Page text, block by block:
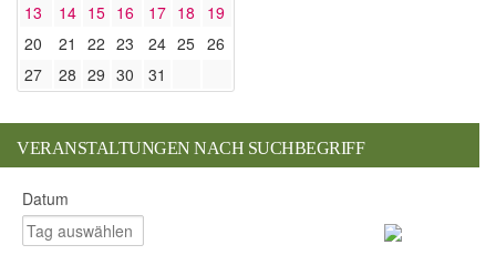
13
14 15 16 17 18
19
20
21 22 23 24 25 26
27
28 29 30 31
VERANSTALTUNGEN NACH SUCHBEGRIFF
Datum